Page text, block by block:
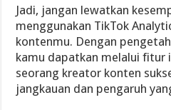
Jadi, jangan lewatkan
menggunakan TikTok
kontenmu. Dengan
kamu dapatkan melalui fitur
seorang kreator konten
jangkauan dan pengaruh